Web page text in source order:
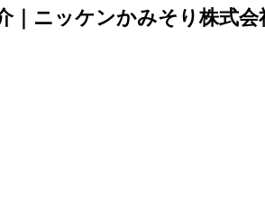
｜ニッケンかみそり株式会